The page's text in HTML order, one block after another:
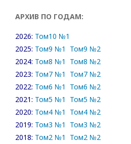
АРХИВ ПО ГОДАМ:
2026: Том10 №1
2025: Том9 №1
Том9 №2
2024: Том8 №1
Том8 №2
2023: Том7 №1
Том7 №2
2022: Том6 №1
Том6 №2
2021: Том5 №1
Том5 №2
2020: Том4 №1
Том4 №2
2019: Том3 №1
Том3 №2
2018: Том2 №1
Том2 №2